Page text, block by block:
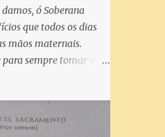
ó Soberana
que todos os dias
mãos maternais.
sempre tomar-nos
, Mãe de
esperança nossa,